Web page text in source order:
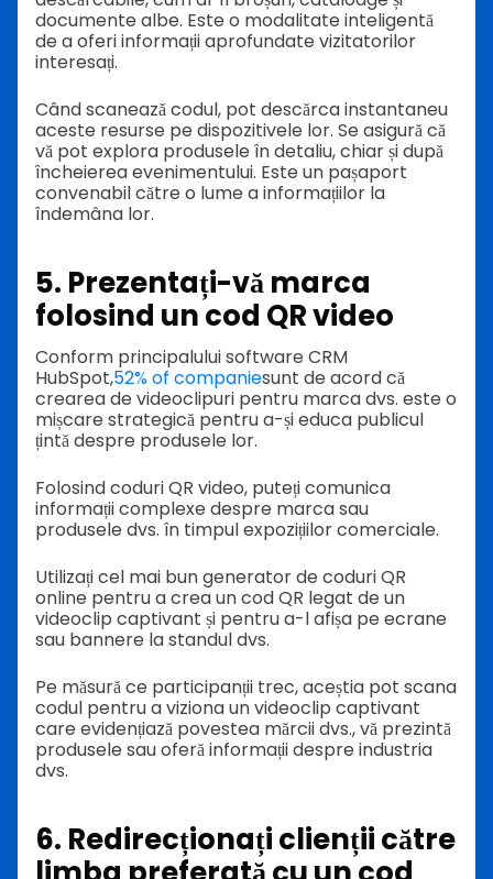
documente albe. Este o modalitate inteligentă
de a oferi informații aprofundate vizitatorilor
interesați.
Când scanează codul, pot descărca instantaneu
aceste resurse pe dispozitivele lor. Se asigură că
vă pot explora produsele în detaliu, chiar și după
încheierea evenimentului. Este un pașaport
convenabil către o lume a informațiilor la
îndemâna lor.
5. Prezentați-vă marca
folosind un cod QR video
Conform principalului software CRM
HubSpot,52% of companiesunt de acord că
crearea de videoclipuri pentru marca dvs. este o
mișcare strategică pentru a-și educa publicul
țintă despre produsele lor.
Folosind coduri QR video, puteți comunica
informații complexe despre marca sau
produsele dvs. în timpul expozițiilor comerciale.
Utilizați cel mai bun generator de coduri QR
online pentru a crea un cod QR legat de un
videoclip captivant și pentru a-l afișa pe ecrane
sau bannere la standul dvs.
Pe măsură ce participanții trec, aceștia pot scana
codul pentru a viziona un videoclip captivant
care evidențiază povestea mărcii dvs., vă prezintă
produsele sau oferă informații despre industria
dvs.
6. Redirecționați clienții către